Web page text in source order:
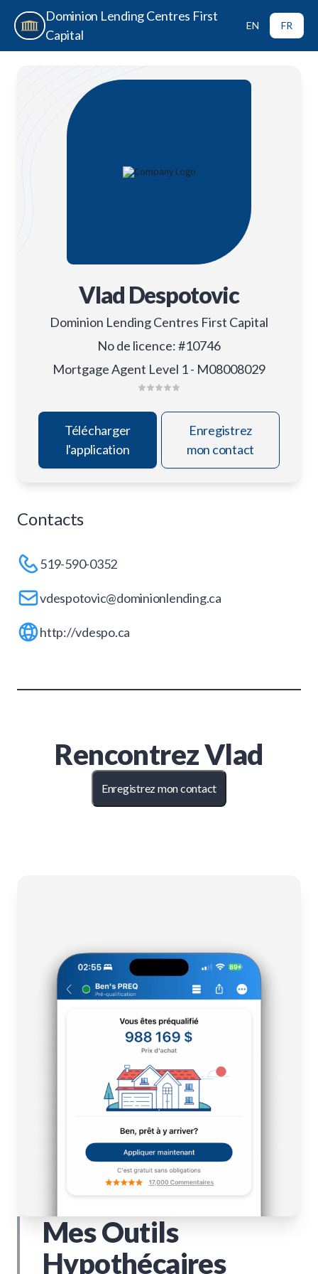
Dominion Lending Centres First
Capital
EN FR
Vlad Despotovic
Dominion Lending Centres First Capital
No de licence:#10746
Mortgage Agent Level 1 - M08008029
Télécharger
l'application
Enregistrez
mon contact
Contacts
519-590-0352
vdespotovic@dominionlending.ca
http://vdespo.ca
RencontrezVlad
Enregistrez mon contact
Mes Outils
Hypothécaires